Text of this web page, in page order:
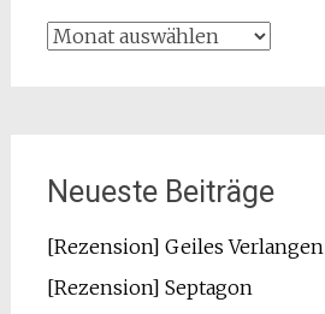
Archiv
Neueste Beiträge
[Rezension] Geiles Verlangen
[Rezension] Septagon